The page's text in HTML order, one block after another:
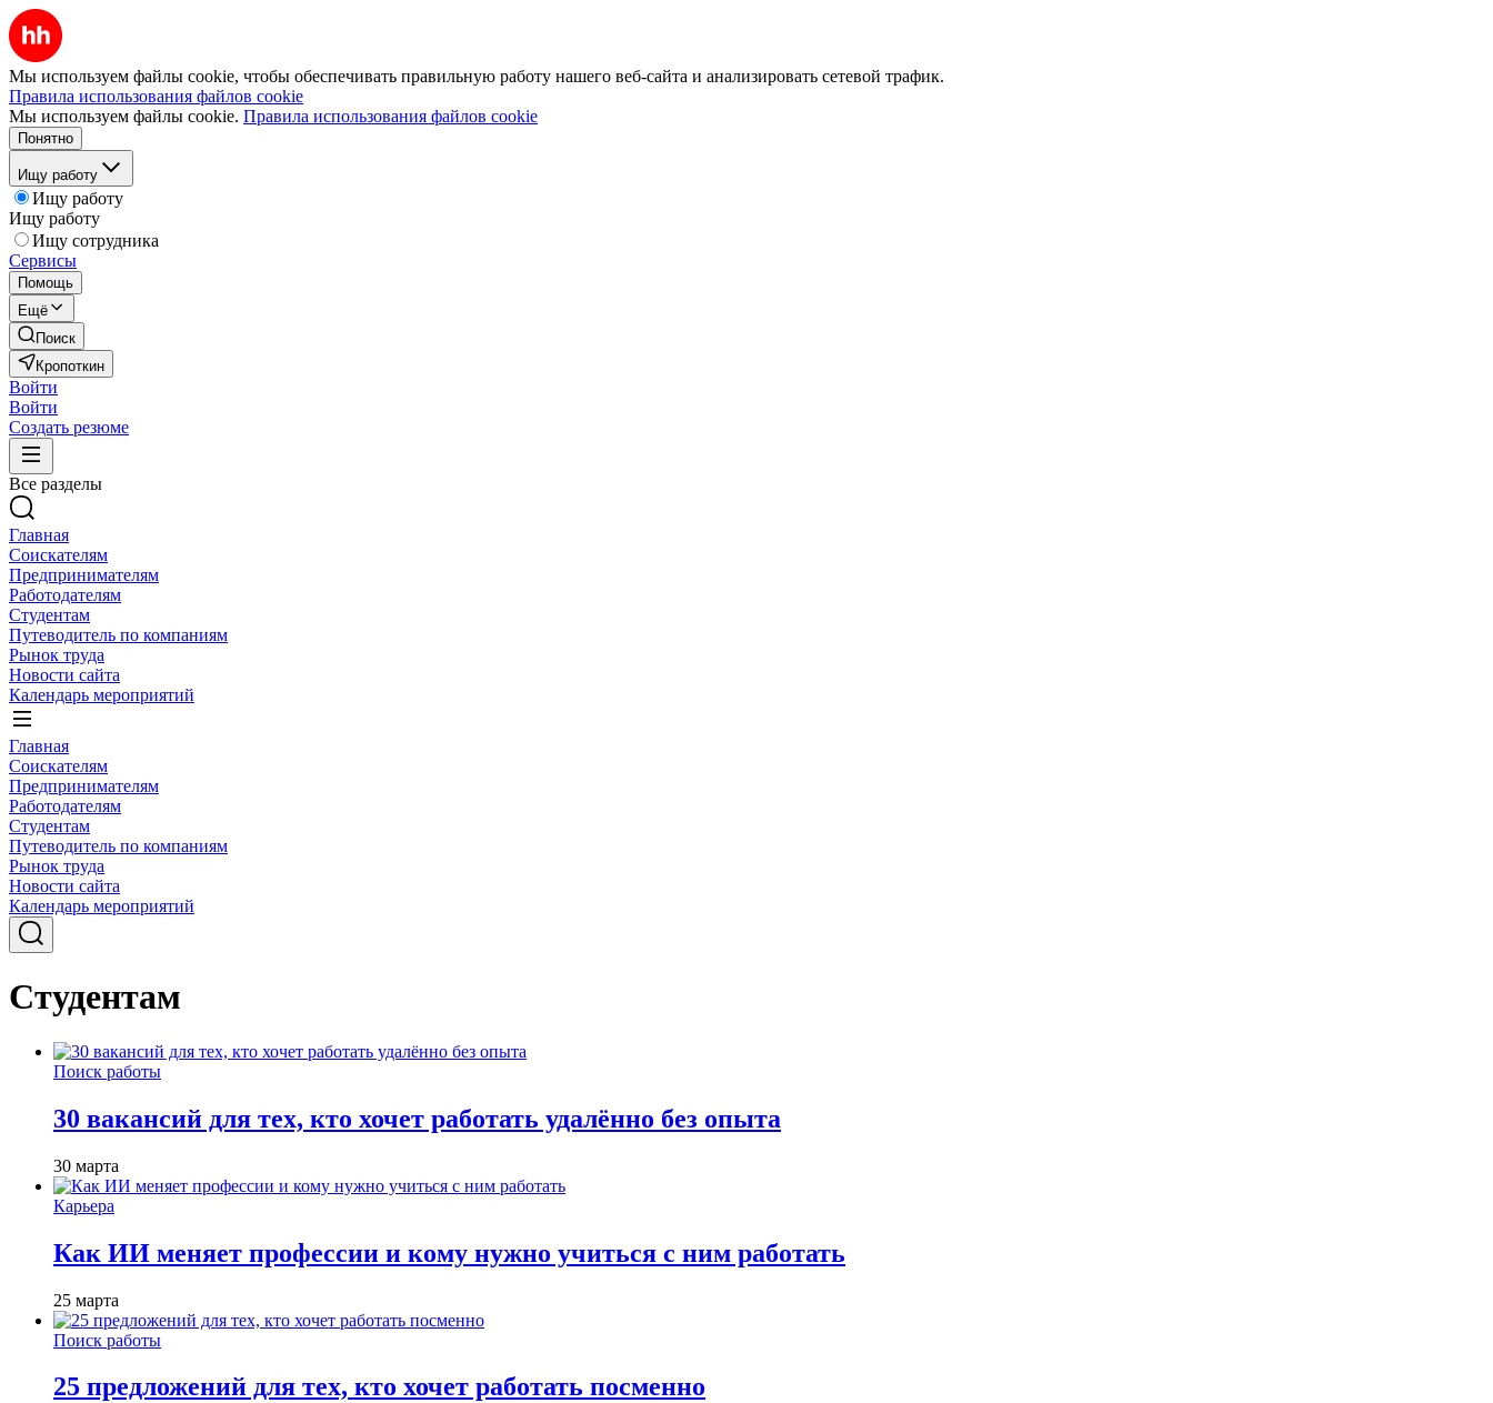
Мы используем файлы cookie, чтобы обеспечивать правильную работу нашего веб-сайта и анализировать сетевой трафик.
Правила использования файлов cookie
Мы используем файлы cookie. Правила использования файлов cookie
Понятно
Ищу работу
Ищу работу
Ищу работу
Ищу сотрудника
Сервисы
Помощь
Ещё
Поиск
Кропоткин
Войти
Войти
Создать резюме
Все разделы
Главная
Соискателям
Предпринимателям
Работодателям
Студентам
Путеводитель по компаниям
Рынок труда
Новости сайта
Календарь мероприятий
Главная
Соискателям
Предпринимателям
Работодателям
Студентам
Путеводитель по компаниям
Рынок труда
Новости сайта
Календарь мероприятий
Студентам
Поиск работы
30 вакансий для тех, кто хочет работать удалённо без опыта
30 марта
Карьера
Как ИИ меняет профессии и кому нужно учиться с ним работать
25 марта
Поиск работы
25 предложений для тех, кто хочет работать посменно